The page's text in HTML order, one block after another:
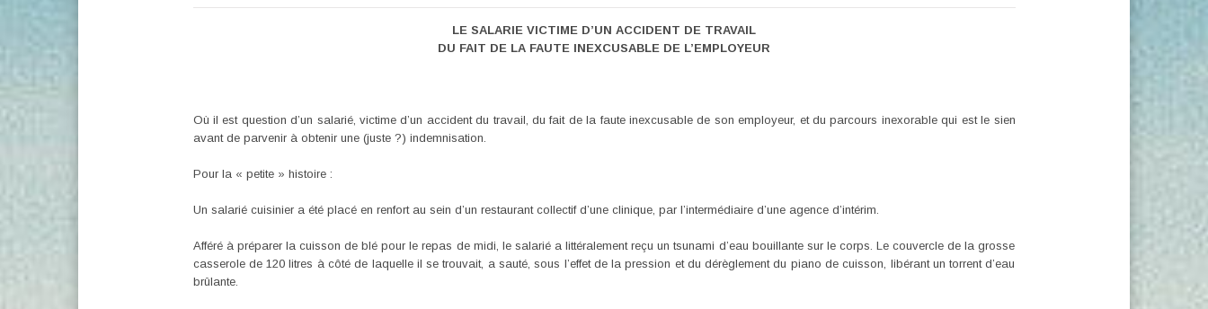
LE SALARIE VICTIME D’UN ACCIDENT DE TRAVAIL
DU FAIT DE LA FAUTE INEXCUSABLE DE L’EMPLOYEUR
Où il est question d’un salarié, victime d’un accident du travail, du fait de la faute inexcusable de son employeur, et du parcours inexorable qui est le sien
avant de parvenir à obtenir une (juste ?) indemnisation.
Pour la « petite » histoire :
Un salarié cuisinier a été placé en renfort au sein d’un restaurant collectif d’une clinique, par l’intermédiaire d’une agence d’intérim.
Afféré à préparer la cuisson de blé pour le repas de midi, le salarié a littéralement reçu un tsunami d’eau bouillante sur le corps. Le couvercle de la grosse
casserole de 120 litres à côté de laquelle il se trouvait, a sauté, sous l’effet de la pression et du dérèglement du piano de cuisson, libérant un torrent d’eau
brûlante.